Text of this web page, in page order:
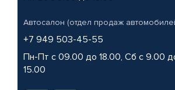
Автосалон (отдел продаж
+7 949 503-45-55
Пн-Пт с 09.00 до 18.00, Сб с 9.00
15.00